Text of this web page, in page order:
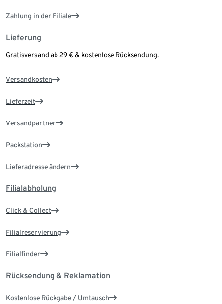
Zahlung in der Filiale
Lieferung
Gratisversand ab 29 € & kostenlose Rücksendung.
Versandkosten
Lieferzeit
Versandpartner
Packstation
Lieferadresse ändern
Filialabholung
Click & Collect
Filialreservierung
Filialfinder
Rücksendung & Reklamation
Kostenlose Rückgabe / Umtausch